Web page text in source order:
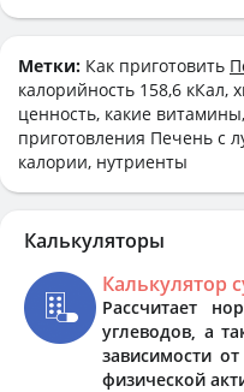
Метки: Как приготовить
калорийность 158,6 кКал,
ценность, какие
приготовления Печень с
калории, нутриенты
Калькуляторы
Калькулятор
Рассчитает
углеводов, а
зависимости
физической